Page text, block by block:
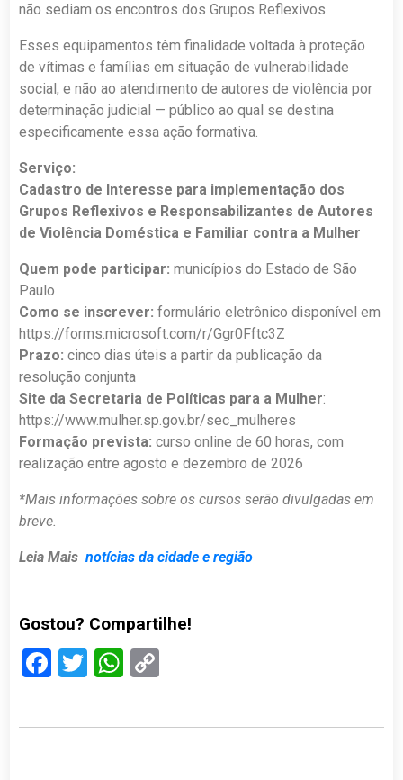
não sediam os encontros dos Grupos Reflexivos.
Esses equipamentos têm finalidade voltada à proteção
de vítimas e famílias em situação de vulnerabilidade
social, e não ao atendimento de autores de violência por
determinação judicial — público ao qual se destina
especificamente essa ação formativa.
Serviço:
Cadastro de Interesse para implementação dos
Grupos Reflexivos e Responsabilizantes de Autores
de Violência Doméstica e Familiar contra a Mulher
Quem pode participar: municípios do Estado de São
Paulo
Como se inscrever: formulário eletrônico disponível em
https://forms.microsoft.com/r/Ggr0Fftc3Z
Prazo:cinco dias úteis a partir da publicação da
resolução conjunta
Site da Secretaria de Políticas para a Mulher:
https://www.mulher.sp.gov.br/sec_mulheres
Formação prevista: curso online de 60 horas, com
realização entre agosto e dezembro de 2026
*Mais informações sobre os cursos serão divulgadas em
breve.
Leia Mais notícias da cidade e região
Gostou? Compartilhe!
Facebook
TwitterWhatsApp